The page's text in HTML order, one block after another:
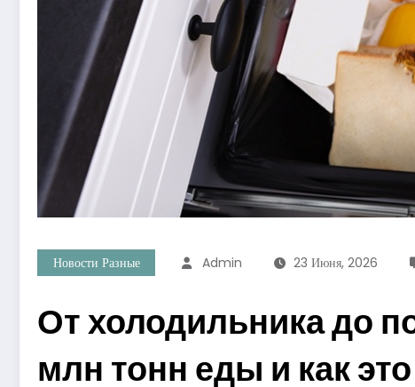
Новости Разные Admin 23 Июня, 2026
От холодильника до
млн тонн еды и как